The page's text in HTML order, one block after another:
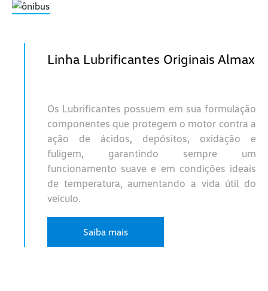
Linha Lubrificantes Originais Almax
Os Lubrificantes possuem em sua formulação
componentes que protegem o motor contra a
ação de ácidos, depósitos, oxidação e
fuligem, garantindo sempre um
funcionamento suave e em condições ideais
de temperatura, aumentando a vida útil do
veículo.
Saiba mais